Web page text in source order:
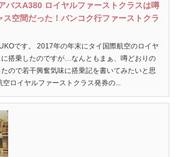
バスA380 ロイヤルファーストクラスは噂
ス空間だった！バンコク行ファーストクラ
です。 2017年の年末にタイ国際航空のロイヤ
搭乗したのですが…なんともまぁ、噂どおりの
ので若干興奮気味に搭乗記を書いてみたいと思
空ロイヤルファーストクラス発券の...